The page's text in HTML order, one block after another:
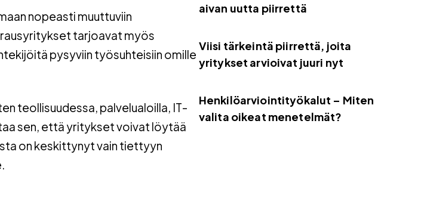
nopeasti muuttuviin
tarjoavat myös
pysyviin työsuhteisiin omille
teollisuudessa, palvelualoilla, IT-
sen, että yritykset voivat löytää
on keskittynyt vain tiettyyn
aivan uutta piirrettä
Viisi tärkeintä piirrettä, joita
yritykset arvioivat juuri nyt
Henkilöarviointityökalut – Miten
valita oikeat menetelmät?